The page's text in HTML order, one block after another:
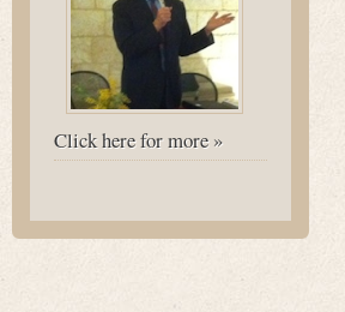
Click here for more »